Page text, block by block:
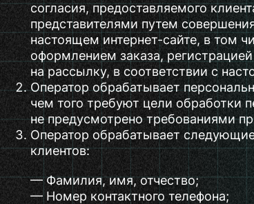
согласия, предоставляемого
представителями путем
настоящем интернет-сайте, в том
оформлением заказа,
на рассылку, в соответствии с
Оператор обрабатывает
чем того требуют цели обработки
не предусмотрено требованиями
Оператор обрабатывает
клиентов:
— Фамилия, имя, отчество;
— Номер контактного телефона;